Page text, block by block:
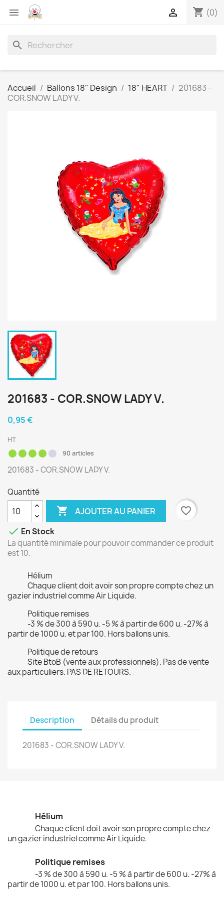
 shopping_cart (0)

search
Accueil Ballons 18" Design 18" HEART
201683 -
COR.SNOW LADY V.
201683 - COR.SNOW LADY V.
0,95 €
HT
90 articles
201683 - COR.SNOW LADY V.
Quantité
 AJOUTER AU PANIER
favorite_border
 En Stock
La quantité minimale pour pouvoir commander ce produit
est 10.
Hélium
Chaque client doit avoir son propre compte chez un
gazier industriel comme Air Liquide.
Politique remises
-3 % de 300 à 590 u. -5 % à partir de 600 u. -27% à
partir de 1000 u. et par 100. Hors ballons unis.
Politique de retours
Site BtoB (vente aux professionnels). Pas de vente
aux particuliers. PAS DE RETOURS.
Description Détails du produit
201683 - COR.SNOW LADY V.
Hélium
Chaque client doit avoir son propre compte chez
un gazier industriel comme Air Liquide.
Politique remises
-3 % de 300 à 590 u. -5 % à partir de 600 u. -27% à
partir de 1000 u. et par 100. Hors ballons unis.